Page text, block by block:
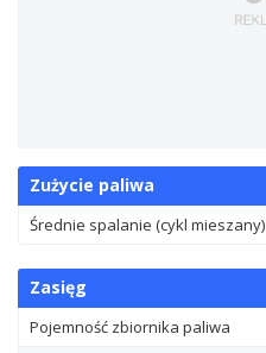
Zużycie paliwa
Średnie spalanie (cykl mieszany)
Zasięg
Pojemność zbiornika paliwa